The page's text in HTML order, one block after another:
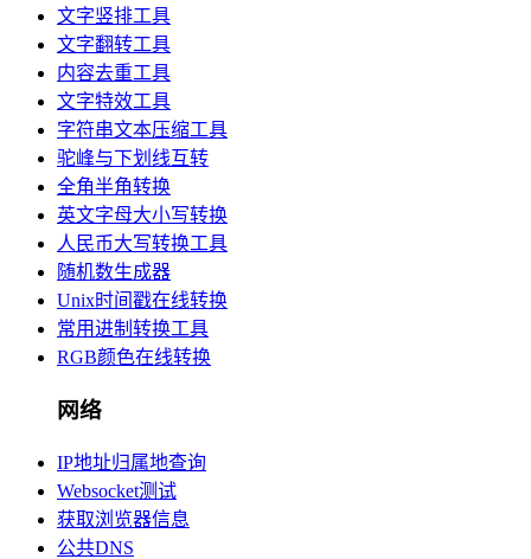
文字竖排工具
文字翻转工具
内容去重工具
文字特效工具
字符串文本压缩工具
驼峰与下划线互转
全角半角转换
英文字母大小写转换
人民币大写转换工具
随机数生成器
Unix时间戳在线转换
常用进制转换工具
RGB颜色在线转换
网络
IP地址归属地查询
Websocket测试
获取浏览器信息
公共DNS